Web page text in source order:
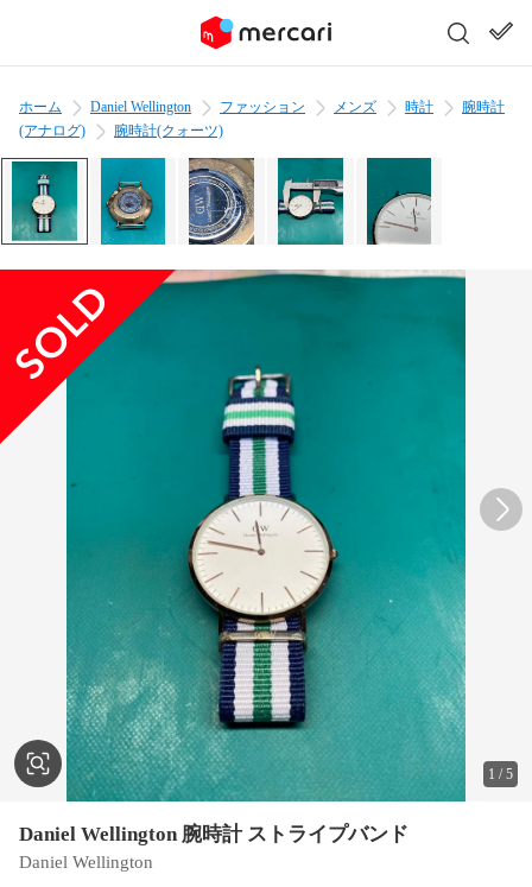
ホーム Daniel Wellington ファッション メンズ 時計
腕時計
(アナログ)
腕時計(クォーツ)
1 /5
Daniel Wellington 腕時計 ストライプバンド
Daniel Wellington